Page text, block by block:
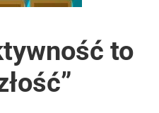
to